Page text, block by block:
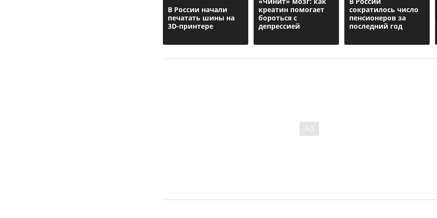
В России начали
печатать шины на
3D-принтере
креатин помогает
бороться с
депрессией
сократилось число
пенсионеров за
последний год